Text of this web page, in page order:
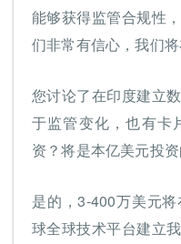
能够获得监管合规性
们非常有信心，我们
您讨论了在印度建立
于监管变化，也有卡
资？将是本亿美元投
是的，3-400万美元
球全球技术平台建立